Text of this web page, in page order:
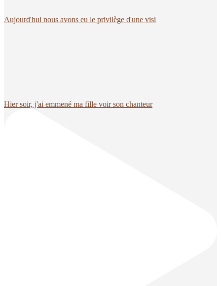
Aujourd'hui nous avons eu le privilège d'une visi
Hier soir, j'ai emmené ma fille voir son chanteur